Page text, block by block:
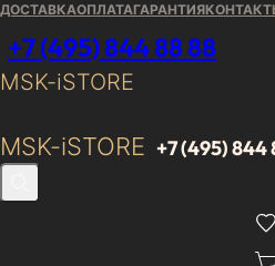
ДОСТАВКАОПЛАТАГАРАНТИЯ
+7 (495) 844 88 88
MSK-iSTORE
MSK-iSTORE +7 (495) 844
Портативная
Boombox 4
Гарантия
12